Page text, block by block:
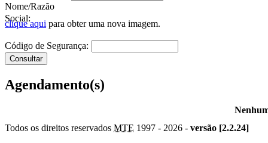
Nome/Razão
Social:
clique aqui para obter uma nova imagem.
Código de Segurança:
Agendamento(s)
Todos os direitos reservados MTE 1997 - 2026 - versão [2.2.24]